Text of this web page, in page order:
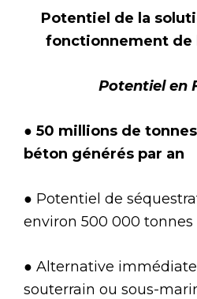
Potentiel de la
fonctionnement de
Potentiel en
● 50 millions de
béton générés par an
● Potentiel de
environ 500 000 tonnes
● Alternative
souterrain ou sous-